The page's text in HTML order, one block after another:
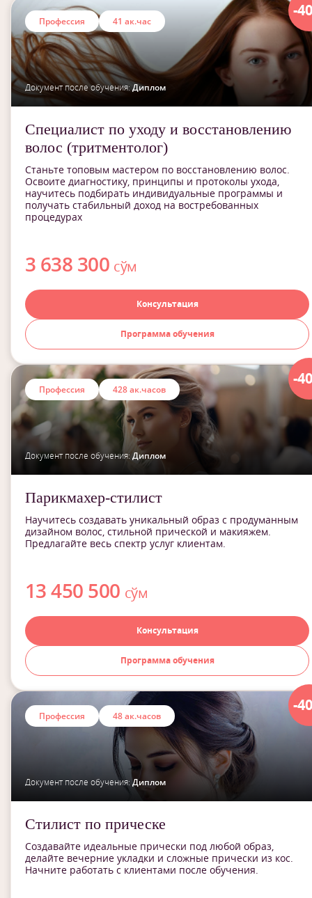
-
Профессия 41 ак.час
Документ после обучения:Диплом
Специалист по уходу и восстановлению
волос (тритментолог)
Станьте топовым мастером по восстановлению волос.
Освоите диагностику, принципы и протоколы ухода,
научитесь подбирать индивидуальные программы и
получать стабильный доход на востребованных
процедурах
3 638 300 сўм
Консультация
Программа обучения
-
Профессия 428 ак.часов
Документ после обучения: Диплом
Парикмахер-стилист
Научитесь создавать уникальный образ с продуманным
дизайном волос, стильной прической и макияжем.
Предлагайте весь спектр услуг клиентам.
13 450 500 сўм
Консультация
Программа обучения
-
Профессия 48 ак.часов
Документ после обучения: Диплом
Стилист по прическе
Создавайте идеальные прически под любой образ,
делайте вечерние укладки и сложные прически из кос.
Начните работать с клиентами после обучения.